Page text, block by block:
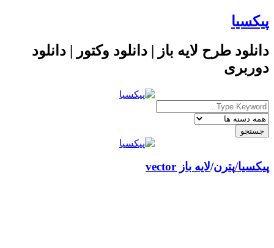
پیکسیا
دانلود طرح لایه باز | دانلود وکتور | دانلود
دوربری
پیکسیا/ لایه باز vector پترن